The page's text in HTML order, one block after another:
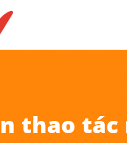
thao tác